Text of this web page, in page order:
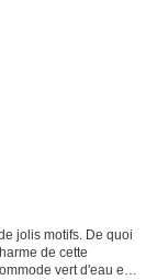
jolis motifs. De quoi
de cette
vert d'eau et